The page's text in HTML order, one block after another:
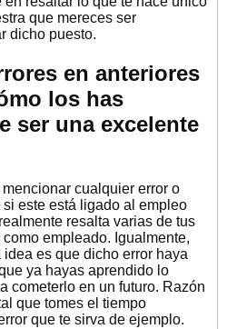
que mereces ser
dicho puesto.
en anteriores
los has
ser una excelente
cualquier error o
este está ligado al empleo
resalta varias de tus
empleado. Igualmente,
es que dicho error haya
ya hayas aprendido lo
cometerlo en un futuro. Razón
que tomes el tiempo
que te sirva de ejemplo.